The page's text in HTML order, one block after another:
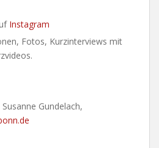
Instagram
Fotos, Kurzinterviews mit
Gundelach,